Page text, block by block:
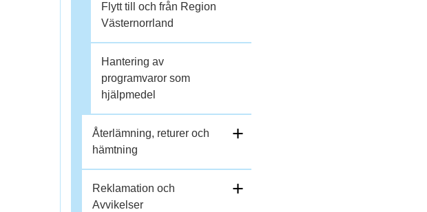
Flytt till och från Region
Västernorrland
Hantering av
programvaror som
hjälpmedel
Återlämning, returer och
hämtning
+
Reklamation och
Avvikelser
+